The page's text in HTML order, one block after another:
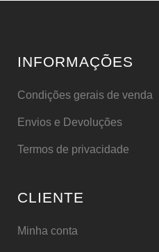
INFORMAÇÕES
Condições gerais de venda
Envios e Devoluções
Termos de privacidade
CLIENTE
Minha conta